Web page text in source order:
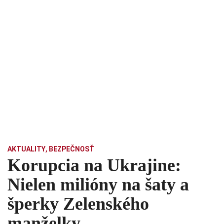
AKTUALITY, BEZPEČNOSŤ
Korupcia na Ukrajine:
Nielen milióny na šaty a
šperky Zelenského